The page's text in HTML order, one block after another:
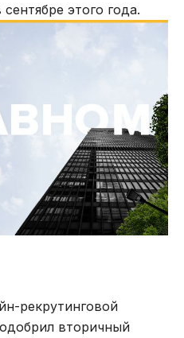
этого года.
рекрутинговой
вторичный